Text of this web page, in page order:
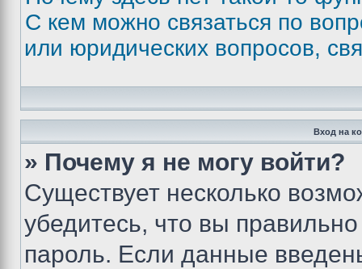
С кем можно связаться по
или юридических вопросов,
Вход на
» Почему я не могу войти?
Существует несколько
убедитесь, что вы
пароль. Если данные